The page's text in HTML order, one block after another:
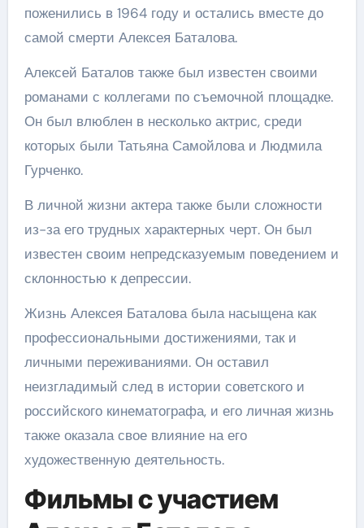
поженились в 1964 году и остались вместе до
самой смерти Алексея Баталова.
Алексей Баталов также был известен своими
романами с коллегами по съемочной площадке.
Он был влюблен в несколько актрис, среди
которых были Татьяна Самойлова и Людмила
Гурченко.
В личной жизни актера также были сложности
из-за его трудных характерных черт. Он был
известен своим непредсказуемым поведением и
склонностью к депрессии.
Жизнь Алексея Баталова была насыщена как
профессиональными достижениями, так и
личными переживаниями. Он оставил
неизгладимый след в истории советского и
российского кинематографа, и его личная жизнь
также оказала свое влияние на его
художественную деятельность.
Фильмы с участием